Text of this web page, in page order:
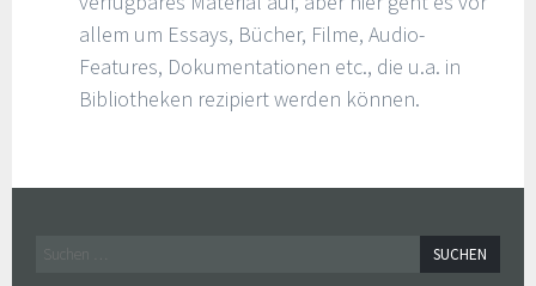
allem um Essays, Bücher, Filme, Audio-
Features, Dokumentationen etc., die u.a. in
Bibliotheken rezipiert werden können.